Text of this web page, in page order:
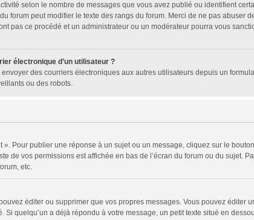
selon le nombre de messages que vous avez publié ou identifient
forum peut modifier le texte des rangs du forum. Merci de ne pas abuser
pas ce procédé et un administrateur ou un modérateur pourra vous
électronique d’un utilisateur ?
des courriers électroniques aux autres utilisateurs depuis un
ou des robots.
Pour publier une réponse à un sujet ou un message, cliquez sur le
de vos permissions est affichée en bas de l’écran du forum ou du sujet.
etc.
éditer ou supprimer que vos propres messages. Vous pouvez éditer
quelqu’un a déjà répondu à votre message, un petit texte situé en